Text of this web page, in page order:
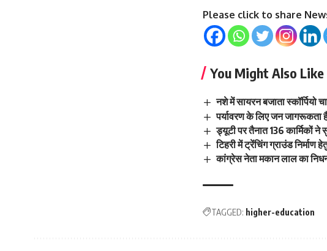
Please click to share
You Might Also Like
नशे में सायरन बजाता स्कॉर्पियो
पर्यावरण के लिए जन जागरूकता
ड्यूटी पर तैनात 136 कार्मिकों
टिहरी में ट्रेंचिंग ग्राउंड
कांग्रेस नेता मकान लाल का
TAGGED: higher-education